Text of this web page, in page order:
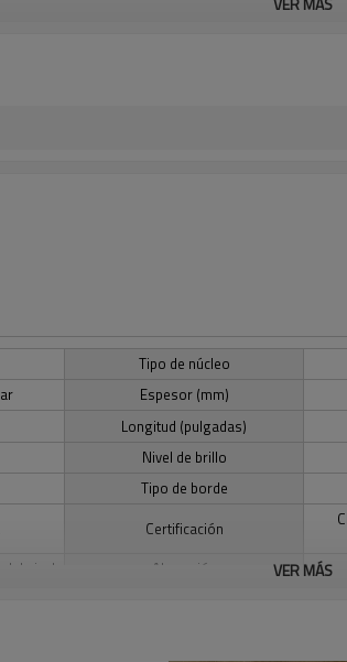
Tipo de núcleo
Espesor (mm)
Longitud (pulgadas)
Nivel de brillo
Tipo de borde
Certificación
nivel Absorción VER MÁS